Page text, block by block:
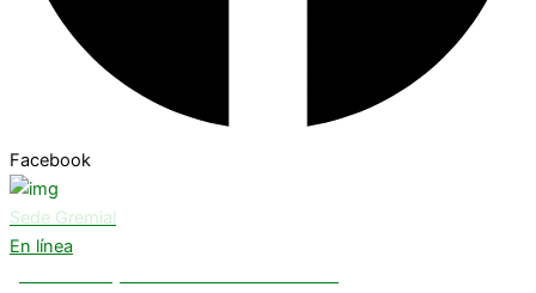
Facebook
Sede Gremial
En línea